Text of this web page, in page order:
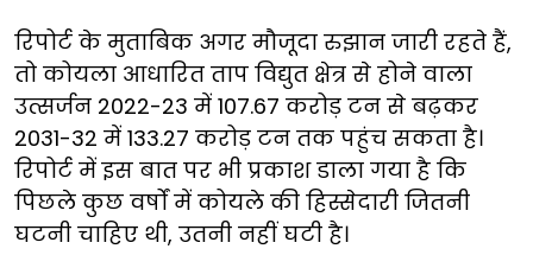
रिपोर्ट के मुताबिक अगर मौजूदा रुझान जारी रहते हैं,
तो कोयला आधारित ताप विद्युत क्षेत्र से होने वाला
उत्सर्जन 2022-23 में 107.67 करोड़ टन से बढ़कर
2031-32 में 133.27 करोड़ टन तक पहुंच सकता है।
रिपोर्ट में इस बात पर भी प्रकाश डाला गया है कि
पिछले कुछ वर्षों में कोयले की हिस्सेदारी जितनी
घटनी चाहिए थी, उतनी नहीं घटी है।